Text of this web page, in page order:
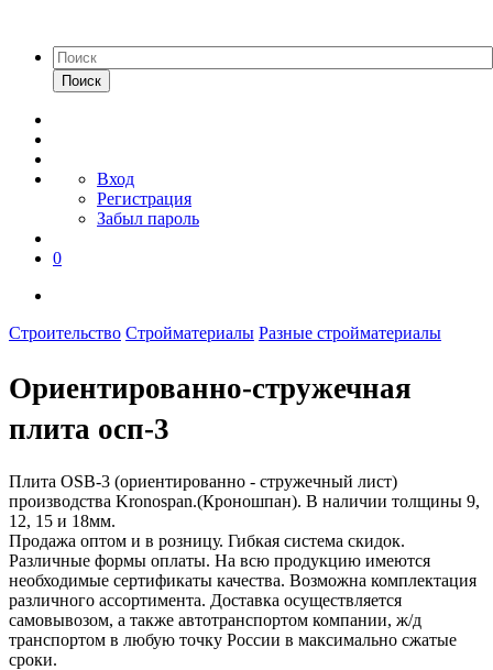
Поиск
Вход
Регистрация
Забыл пароль
0
Строительство Стройматериалы Разные стройматериалы
Ориентированно-стружечная
плита осп-3
Плита OSB-3 (ориентированно - стружечный лист)
производства Kronospan.(Кроношпан). В наличии толщины 9,
12, 15 и 18мм.
Продажа оптом и в розницу. Гибкая система скидок.
Различные формы оплаты. На всю продукцию имеются
необходимые сертификаты качества. Возможна комплектация
различного ассортимента. Доставка осуществляется
самовывозом, а также автотранспортом компании, ж/д
транспортом в любую точку России в максимально сжатые
сроки.